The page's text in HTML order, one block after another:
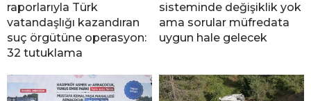
raporlarıyla Türk
vatandaşlığı kazandıran
suç örgütüne operasyon:
32 tutuklama
sisteminde değişiklik yok
ama sorular müfredata
uygun hale gelecek